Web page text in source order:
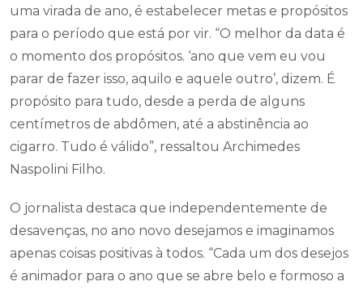
uma virada de ano, é estabelecer metas e propósitos
para o período que está por vir. “O melhor da data é
o momento dos propósitos. ‘ano que vem eu vou
parar de fazer isso, aquilo e aquele outro’, dizem. É
propósito para tudo, desde a perda de alguns
centímetros de abdômen, até a abstinência ao
cigarro. Tudo é válido”, ressaltou Archimedes
Naspolini Filho.
O jornalista destaca que independentemente de
desavenças, no ano novo desejamos e imaginamos
apenas coisas positivas à todos. “Cada um dos desejos
é animador para o ano que se abre belo e formoso a